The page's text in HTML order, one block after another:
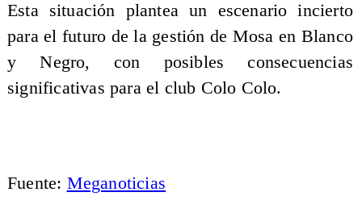
Esta situación plantea un escenario incierto
para el futuro de la gestión de Mosa en Blanco
y Negro, con posibles consecuencias
significativas para el club Colo Colo.
Fuente: Meganoticias